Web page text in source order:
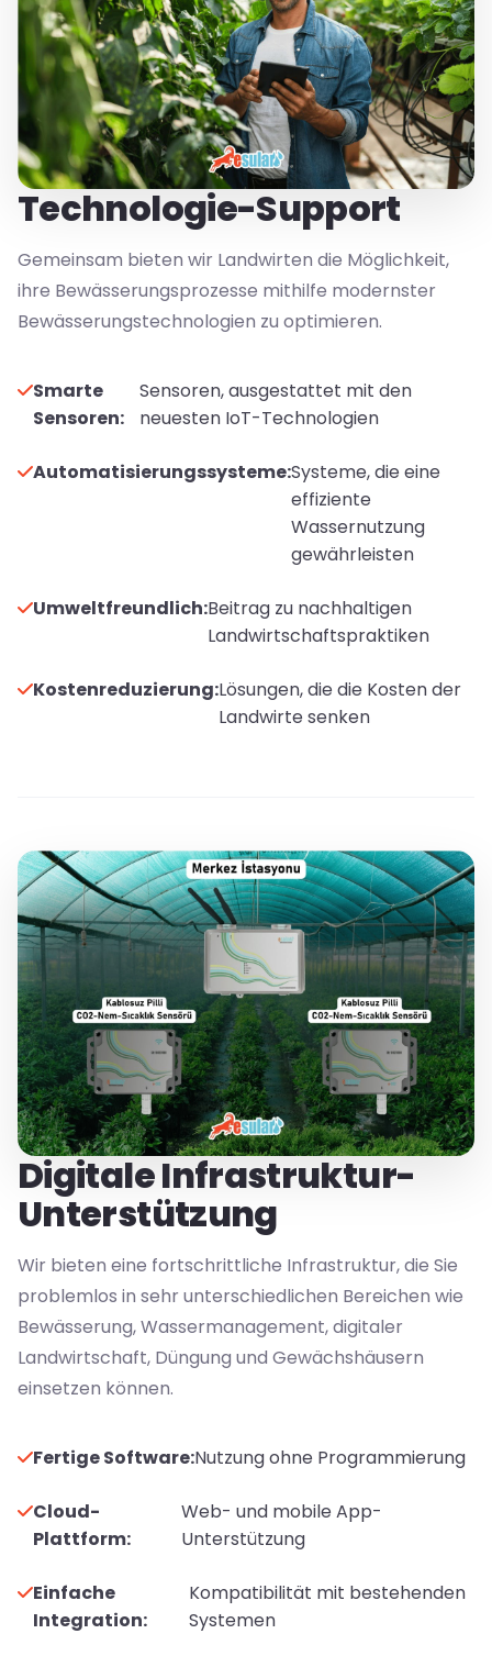
Technologie-Support
Gemeinsam bieten wir Landwirten die Möglichkeit,
ihre Bewässerungsprozesse mithilfe modernster
Bewässerungstechnologien zu optimieren.
Smarte
Sensoren:
Sensoren, ausgestattet mit den
neuesten IoT-Technologien
Automatisierungssysteme:Systeme, die eine
effiziente
Wassernutzung
gewährleisten
Umweltfreundlich:Beitrag zu nachhaltigen
Landwirtschaftspraktiken
Kostenreduzierung:Lösungen, die die Kosten der
Landwirte senken
Digitale Infrastruktur-
Unterstützung
Wir bieten eine fortschrittliche Infrastruktur, die Sie
problemlos in sehr unterschiedlichen Bereichen wie
Bewässerung, Wassermanagement, digitaler
Landwirtschaft, Düngung und Gewächshäusern
einsetzen können.
Fertige Software:Nutzung ohne Programmierung
Cloud-
Plattform:
Web- und mobile App-
Unterstützung
Einfache
Integration:
Kompatibilität mit bestehenden
Systemen